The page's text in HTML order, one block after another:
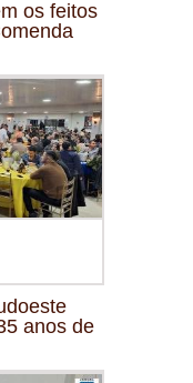
os feitos
anos de